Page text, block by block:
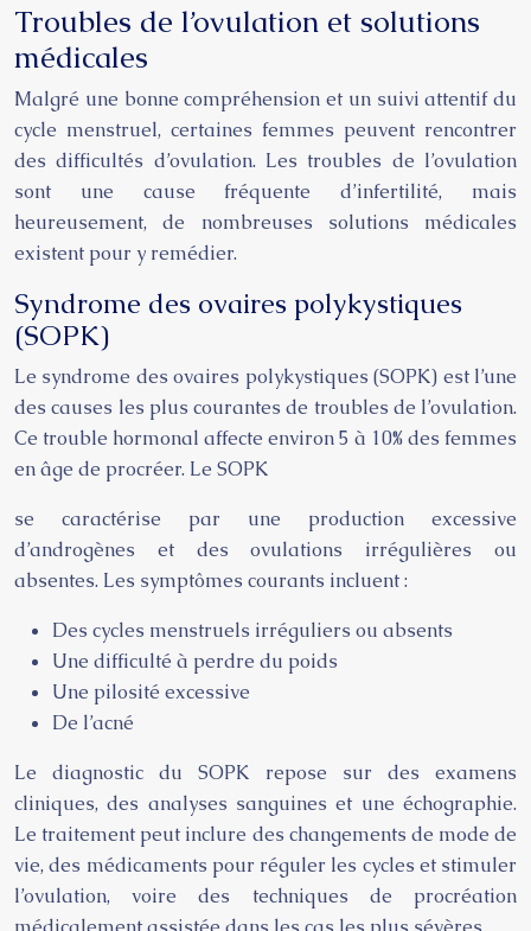
Troubles de l’ovulation et solutions
médicales
Malgré une bonne compréhension et un suivi attentif du
cycle menstruel, certaines femmes peuvent rencontrer
des difficultés d’ovulation. Les troubles de l’ovulation
sont une cause fréquente d’infertilité, mais
heureusement, de nombreuses solutions médicales
existent pour y remédier.
Syndrome des ovaires polykystiques
(SOPK)
Le syndrome des ovaires polykystiques (SOPK) est l’une
des causes les plus courantes de troubles de l’ovulation.
Ce trouble hormonal affecte environ 5 à 10% des femmes
en âge de procréer. Le SOPK
se caractérise par une production excessive
d’androgènes et des ovulations irrégulières ou
absentes. Les symptômes courants incluent :
Des cycles menstruels irréguliers ou absents
Une difficulté à perdre du poids
Une pilosité excessive
De l’acné
Le diagnostic du SOPK repose sur des examens
cliniques, des analyses sanguines et une échographie.
Le traitement peut inclure des changements de mode de
vie, des médicaments pour réguler les cycles et stimuler
l’ovulation, voire des techniques de procréation